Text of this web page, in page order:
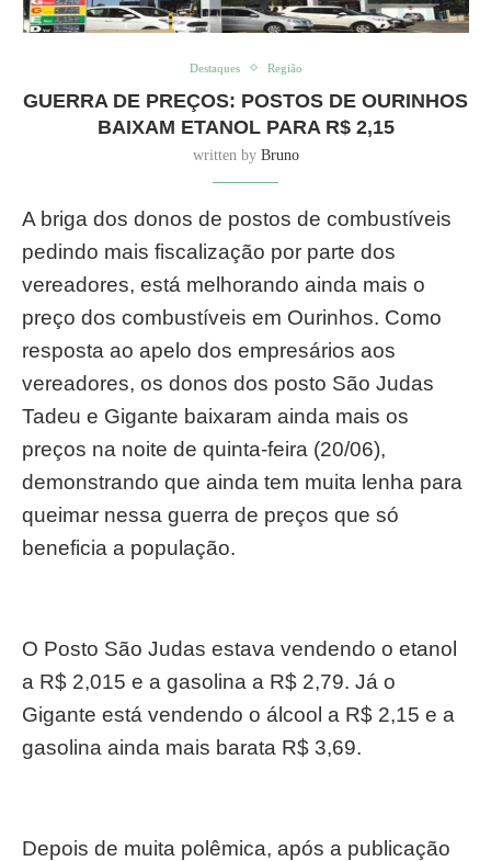
Destaques Região
GUERRA DE PREÇOS: POSTOS DE OURINHOS
BAIXAM ETANOL PARA R$ 2,15
written by Bruno
A briga dos donos de postos de combustíveis
pedindo mais fiscalização por parte dos
vereadores, está melhorando ainda mais o
preço dos combustíveis em Ourinhos. Como
resposta ao apelo dos empresários aos
vereadores, os donos dos posto São Judas
Tadeu e Gigante baixaram ainda mais os
preços na noite de quinta-feira (20/06),
demonstrando que ainda tem muita lenha para
queimar nessa guerra de preços que só
beneficia a população.
O Posto São Judas estava vendendo o etanol
a R$ 2,015 e a gasolina a R$ 2,79. Já o
Gigante está vendendo o álcool a R$ 2,15 e a
gasolina ainda mais barata R$ 3,69.
Depois de muita polêmica, após a publicação